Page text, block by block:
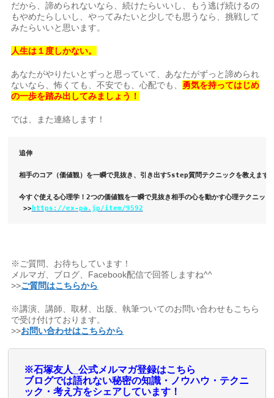
だから、諦められないなら、続けたらいいし、もう逃げ続けるの
もやめたらしいし、やってみたいと少しでも思うなら、挑戦して
みたらいいと思います。
人生は１度しかない。
あなたがやりたいとずっと思っていて、あなたがずっと諦められ
ないなら、怖くても、不安でも、心配でも、 勇気を持ってはじめ
の一歩を踏み出してみましょう！
では、また連絡します！
追伸
相手のコア（価値観）を一瞬で見抜き、引き出す5step質問テクニックを教えます
今すぐ使える心理学！2つの価値観を一瞬で見抜き相手の心を動かす心理テクニック
>>https://ex-pa.jp/item/9592
※ご質問、お待ちしています！
メルマガ、ブログ、Facebook配信で回答しますね^^
>>ご質問はこちらから
※講演、講師、取材、出版、執筆ついてのお問い合わせもこちら
で受け付けております。
>>お問い合わせはこちらから
※石塚友人_公式メルマガ登録はこちら
ブログでは語れない秘密の知識・ノウハウ・テクニ
ック・考え方をシェアしています！